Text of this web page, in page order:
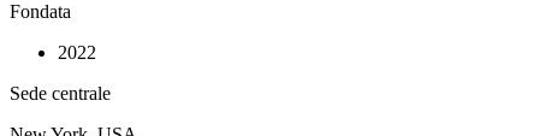
Fondata
2022
Sede centrale